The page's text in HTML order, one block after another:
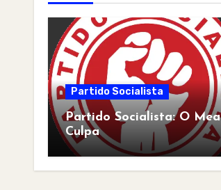
Partido Socialista
Partido Socialista: O Mea
Culpa